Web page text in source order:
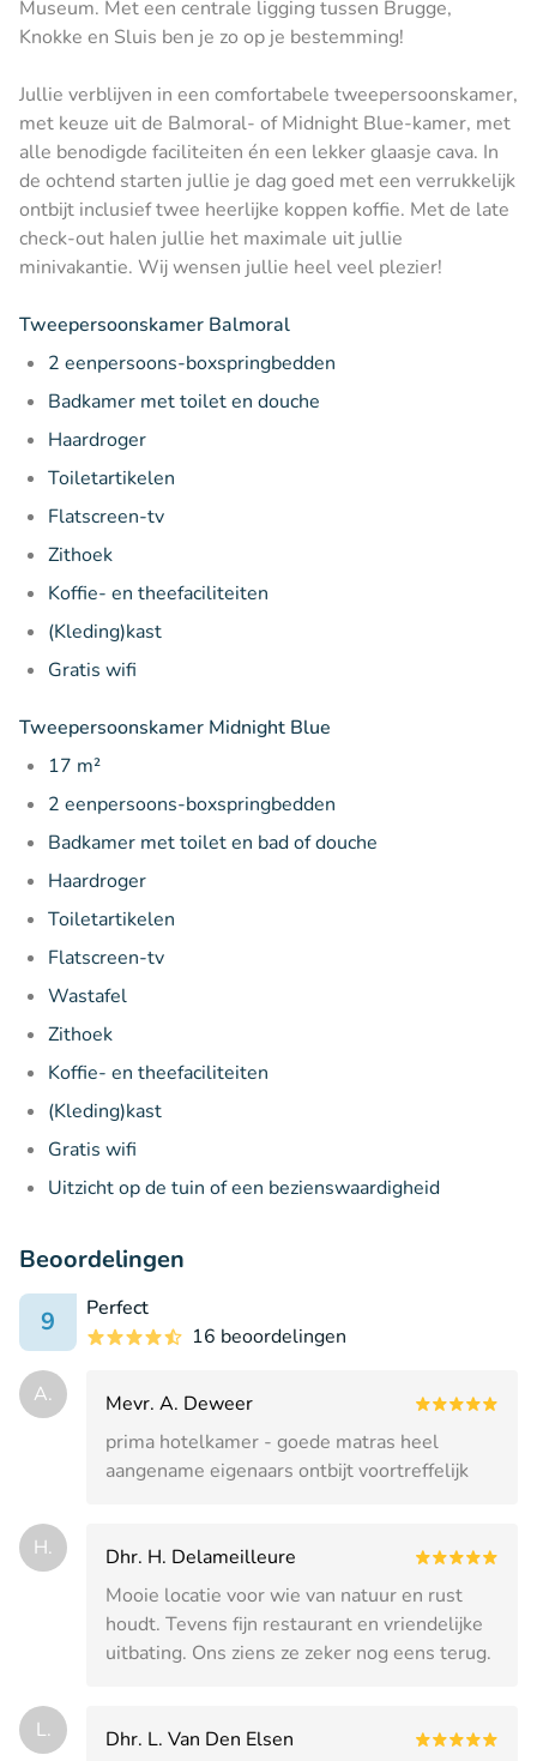
Museum. Met een centrale ligging tussen Brugge,
Knokke en Sluis ben je zo op je bestemming!
Jullie verblijven in een comfortabele tweepersoonskamer,
met keuze uit de Balmoral- of Midnight Blue-kamer, met
alle benodigde faciliteiten én een lekker glaasje cava. In
de ochtend starten jullie je dag goed met een verrukkelijk
ontbijt inclusief twee heerlijke koppen koffie. Met de late
check-out halen jullie het maximale uit jullie
minivakantie. Wij wensen jullie heel veel plezier!
Tweepersoonskamer Balmoral
2 eenpersoons-boxspringbedden
Badkamer met toilet en douche
Haardroger
Toiletartikelen
Flatscreen-tv
Zithoek
Koffie- en theefaciliteiten
(Kleding)kast
Gratis wifi
Tweepersoonskamer Midnight Blue
17 m²
2 eenpersoons-boxspringbedden
Badkamer met toilet en bad of douche
Haardroger
Toiletartikelen
Flatscreen-tv
Wastafel
Zithoek
Koffie- en theefaciliteiten
(Kleding)kast
Gratis wifi
Uitzicht op de tuin of een bezienswaardigheid
Beoordelingen
9
Perfect
16 beoordelingen
A.
Mevr. A. Deweer
prima hotelkamer - goede matras heel
aangename eigenaars ontbijt voortreffelijk
H.
Dhr. H. Delameilleure
Mooie locatie voor wie van natuur en rust
houdt. Tevens fijn restaurant en vriendelijke
uitbating. Ons ziens ze zeker nog eens terug.
L.
Dhr. L. Van Den Elsen